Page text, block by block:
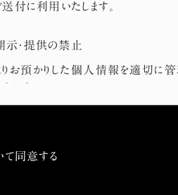
付に利用いたします。
・提供の禁止
りお預かりした個人情報を適切に
必要である場合
て同意する